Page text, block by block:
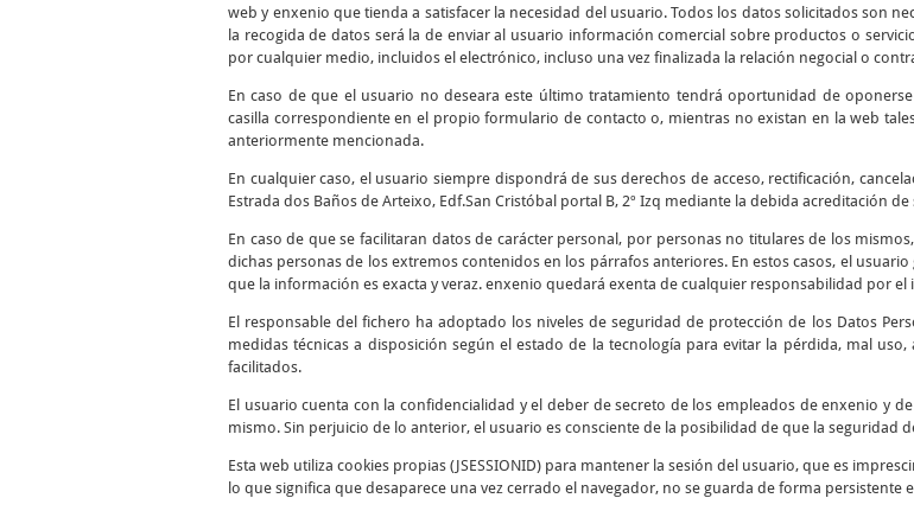
web y enxenio que tienda a satisfacer la necesidad del usuario. Todos los datos solicitados son
la recogida de datos será la de enviar al usuario información comercial sobre productos o
por cualquier medio, incluidos el electrónico, incluso una vez finalizada la relación negocial o
En caso de que el usuario no deseara este último tratamiento tendrá oportunidad de
casilla correspondiente en el propio formulario de contacto o, mientras no existan en la web
anteriormente mencionada.
En cualquier caso, el usuario siempre dispondrá de sus derechos de acceso, rectificación,
Estrada dos Baños de Arteixo, Edf.San Cristóbal portal B, 2º Izq mediante la debida acreditación
En caso de que se facilitaran datos de carácter personal, por personas no titulares de los
dichas personas de los extremos contenidos en los párrafos anteriores. En estos casos, el
que la información es exacta y veraz. enxenio quedará exenta de cualquier responsabilidad por
El responsable del fichero ha adoptado los niveles de seguridad de protección de los Datos
medidas técnicas a disposición según el estado de la tecnología para evitar la pérdida, mal
facilitados.
El usuario cuenta con la confidencialidad y el deber de secreto de los empleados de enxenio y
mismo. Sin perjuicio de lo anterior, el usuario es consciente de la posibilidad de que la seguridad
Esta web utiliza cookies propias (JSESSIONID) para mantener la sesión del usuario, que es
lo que significa que desaparece una vez cerrado el navegador, no se guarda de forma persistente